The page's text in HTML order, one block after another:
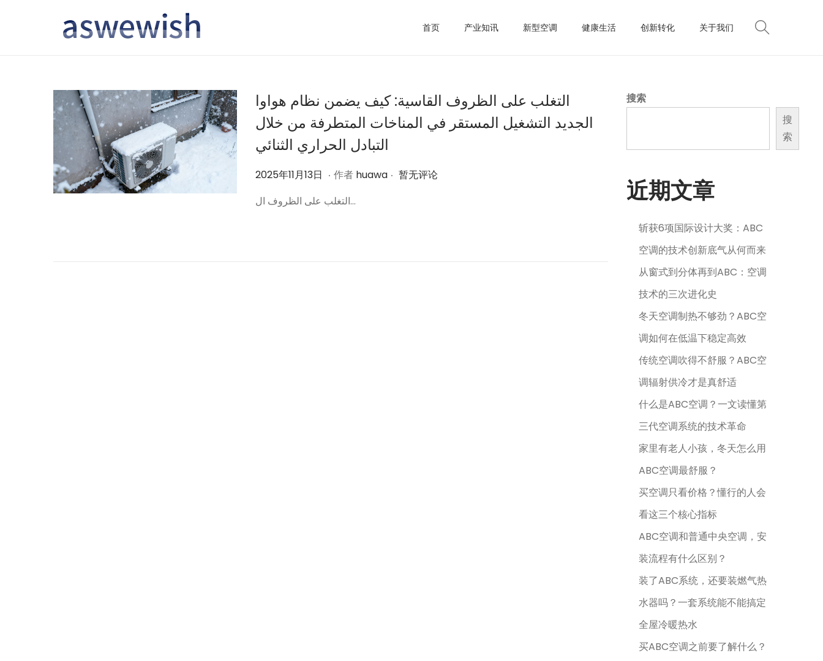
首页 产业知讯 新型空调 健康生活 创新转化 关于我们
التغلب على الظروف القاسية: كيف يضمن نظام هواوا
الجديد التشغيل المستقر في المناخات المتطرفة من خلال
التبادل الحراري الثنائي
作
2025年11月13日 2
2
. 作者 huawa . 暂无评论
التغلب على الظروف ال…
搜索
搜
索
近期文章
斩获6项国际设计大奖：ABC
空调的技术创新底气从何而来
从窗式到分体再到ABC：空调
技术的三次进化史
冬天空调制热不够劲？ABC空
调如何在低温下稳定高效
传统空调吹得不舒服？ABC空
调辐射供冷才是真舒适
什么是ABC空调？一文读懂第
三代空调系统的技术革命
家里有老人小孩，冬天怎么用
ABC空调最舒服？
买空调只看价格？懂行的人会
看这三个核心指标
ABC空调和普通中央空调，安
装流程有什么区别？
装了ABC系统，还要装燃气热
水器吗？一套系统能不能搞定
全屋冷暖热水
买ABC空调之前要了解什么？